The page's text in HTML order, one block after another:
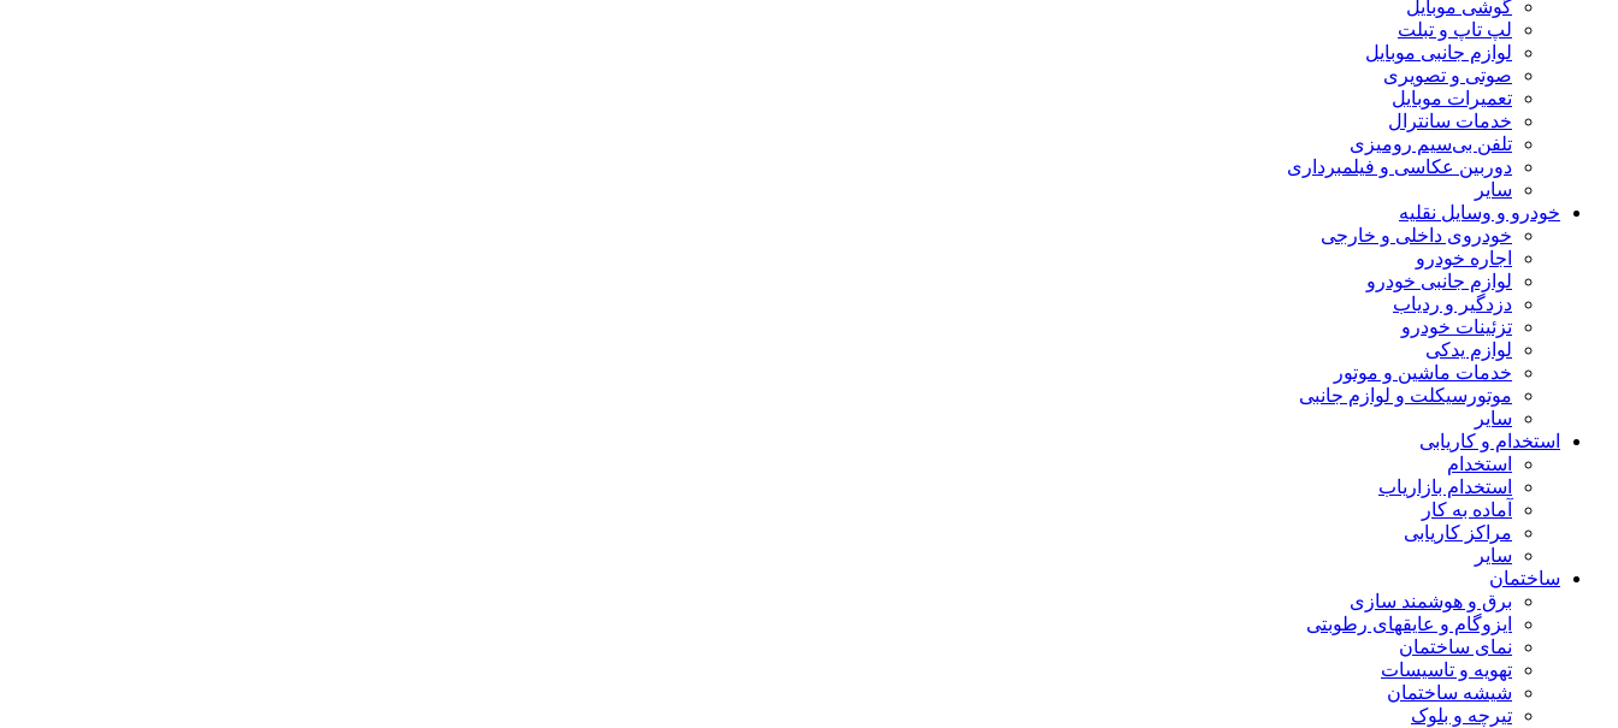
گوشی موبایل
لپ تاپ و تبلت
لوازم جانبی موبایل
صوتی و تصویری
تعمیرات موبایل
خدمات سانترال
تلفن بی‌سیم رومیزی
دوربین عکاسی و فیلمبرداری
سایر
خودرو و وسایل نقلیه
خودروی داخلی و خارجی
اجاره خودرو
لوازم جانبی خودرو
دزدگیر و ردیاب
تزئینات خودرو
لوازم یدکی
خدمات ماشین و موتور
موتورسیکلت و لوازم جانبی
سایر
استخدام و کاریابی
استخدام
استخدام بازاریاب
آماده به کار
مراکز کاریابی
سایر
ساختمان
برق و هوشمند سازی
ایزوگام و عایقهای رطوبتی
نمای ساختمان
تهویه و تاسیسات
شیشه ساختمان
تیرچه و بلوک